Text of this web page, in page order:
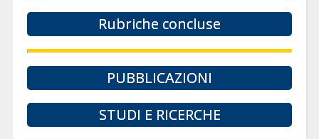
Rubriche concluse
PUBBLICAZIONI
STUDI E RICERCHE